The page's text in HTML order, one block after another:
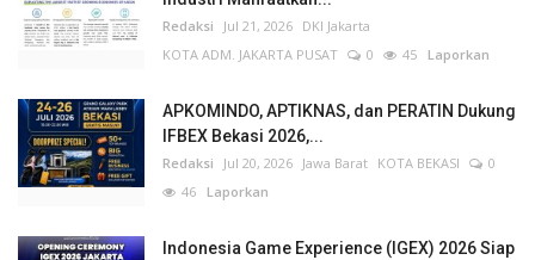
Redaksi Jul 21, 2026 DKI Jakarta
KOTA ADM. JAKARTA PUSAT
0 45 Laporkan
APKOMINDO, APTIKNAS, dan PERATIN Dukung
IFBEX Bekasi 2026,...
Redaksi Jul 20, 2026 Jawa Barat KOTA BEKASI
0
46 Laporkan
Indonesia Game Experience (IGEX) 2026 Siap